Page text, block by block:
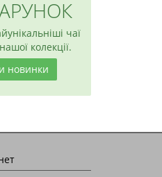
чаї
колекції.
новинки